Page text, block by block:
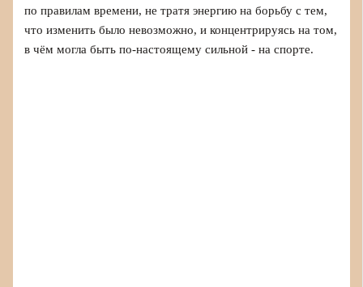
по правилам времени, не тратя энергию на борьбу с тем,
что изменить было невозможно, и концентрируясь на том,
в чём могла быть по‑настоящему сильной - на спорте.